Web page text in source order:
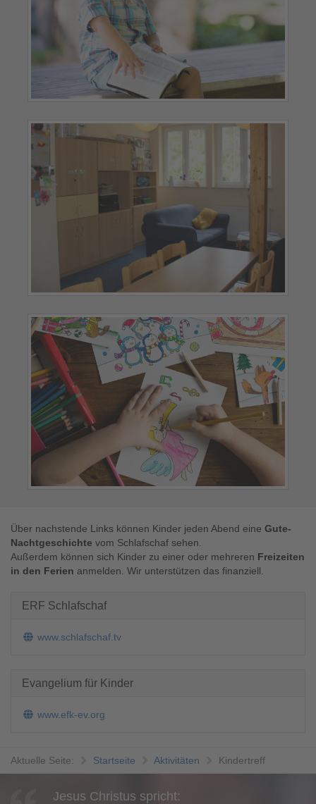
Über nachstende Links können Kinder jeden Abend eine Gute-
Nachtgeschichte vom Schlafschaf sehen.
Außerdem können sich Kinder zu einer oder mehreren Freizeiten
in den Ferien anmelden. Wir unterstützen das finanziell.
ERF Schlafschaf
www.schlafschaf.tv
Evangelium für Kinder
www.efk-ev.org
Aktuelle Seite: Startseite Aktivitäten Kindertreff
Jesus Christus spricht: